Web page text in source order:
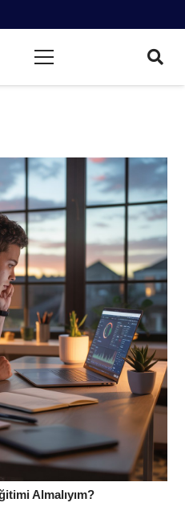
Almalıyım?